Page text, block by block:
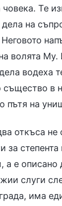
Те
на
волята
водеха
в
пътя на
откъса не
за степента
а е
слуги
има